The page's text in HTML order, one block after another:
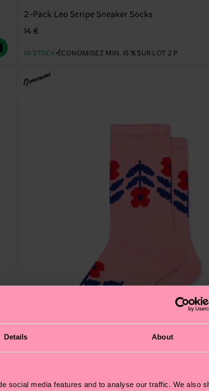
Details About
social media features and to analyse our traffic. We also
2-Pack Leo Stripe Sneaker Socks
14 €
IN STOCK ÉCONOMISEZ MIN. 15 % SUR LOT 2 P.
Nouveau